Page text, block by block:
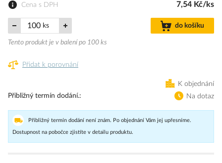
Cena s DPH 7,54 Kč/ks
ks do košíku
Tento produkt je v balení po 100 ks
Přidat k porovnání
K objednání
Přibližný termín dodání.
Na dotaz
Přibližný termín dodání není znám. Po objednání Vám jej upřesníme.
Dostupnost na pobočce zjistíte v detailu produktu.